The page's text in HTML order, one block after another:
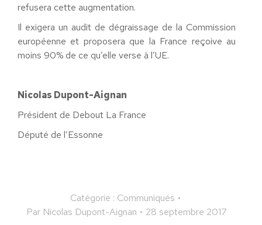
refusera cette augmentation.
Il exigera un audit de dégraissage de la Commission
européenne et proposera que la France reçoive au
moins 90% de ce qu’elle verse à l’UE.
Nicolas Dupont-Aignan
Président de Debout La France
Député de l’Essonne
Catégorie : Communiqués
Par Nicolas Dupont-Aignan 28 septembre 2017